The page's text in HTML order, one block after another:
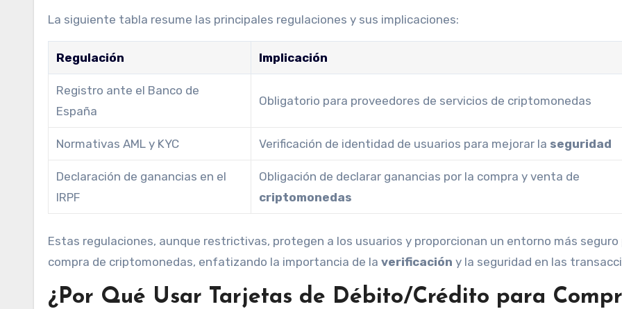
La siguiente tabla resume las principales regulaciones y sus implicaciones:
Regulación Implicación
Registro ante el Banco de
España
Obligatorio para proveedores de servicios de criptomonedas
Normativas AML y KYC Verificación de identidad de usuarios para mejorar la seguridad
Declaración de ganancias en el
IRPF
Obligación de declarar ganancias por la compra y venta de
criptomonedas
Estas regulaciones, aunque restrictivas, protegen a los usuarios y proporcionan un entorno más seguro
compra de criptomonedas, enfatizando la importancia de la verificación y la seguridad en las
¿Por Qué Usar Tarjetas de Débito/Crédito para